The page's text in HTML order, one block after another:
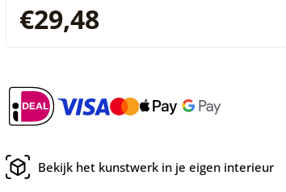
€29,48
Bekijk het kunstwerk in je eigen interieur